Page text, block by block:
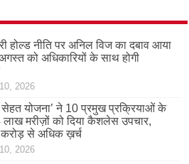
होल्ड नीति पर अनिल विज का दबाव आया
को अधिकारियों के साथ होगी
2026
सेहत योजना’ ने 10 प्रमुख प्रक्रियाओं के
मरीज़ों को दिया कैशलेस उपचार,
से अधिक ख़र्च
2026